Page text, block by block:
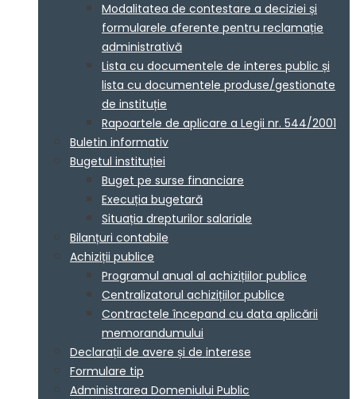
Modalitatea de contestare a deciziei și
formularele aferente pentru reclamație
administrativă
Lista cu documentele de interes public și
lista cu documentele produse/gestionate
de instituție
Rapoartele de aplicare a Legii nr. 544/2001
Buletin informativ
Bugetul instituției
Buget pe surse financiare
Execuția bugetară
Situația drepturilor salariale
Bilanțuri contabile
Achiziții publice
Programul anual al achizițiilor publice
Centralizatorul achizițiilor publice
Contractele începand cu data aplicării
memorandumului
Declarații de avere și de interese
Formulare tip
Administrarea Domeniului Public